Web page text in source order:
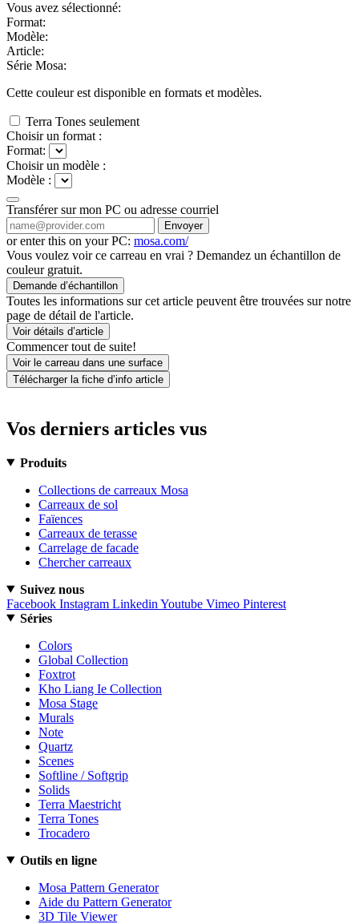
Vous avez sélectionné:
Format:
Modèle:
Article:
Série Mosa:
Cette couleur est disponible en formats et modèles.
Terra Tones seulement
Choisir un format :
Format:
Choisir un modèle :
Modèle :
Transférer sur mon PC ou adresse courriel
Envoyer
or enter this on your PC: mosa.com/
Vous voulez voir ce carreau en vrai ? Demandez un échantillon de
couleur gratuit.
Demande d’échantillon
Toutes les informations sur cet article peuvent être trouvées sur notre
page de détail de l'article.
Voir détails d’article
Commencer tout de suite!
Voir le carreau dans une surface
Télécharger la fiche d’info article
Vos derniers articles vus
Produits
Collections de carreaux Mosa
Carreaux de sol
Faïences
Carreaux de terasse
Carrelage de facade
Chercher carreaux
Suivez nous
Facebook Instagram Linkedin Youtube Vimeo Pinterest
Séries
Colors
Global Collection
Foxtrot
Kho Liang Ie Collection
Mosa Stage
Murals
Note
Quartz
Scenes
Softline / Softgrip
Solids
Terra Maestricht
Terra Tones
Trocadero
Outils en ligne
Mosa Pattern Generator
Aide du Pattern Generator
3D Tile Viewer